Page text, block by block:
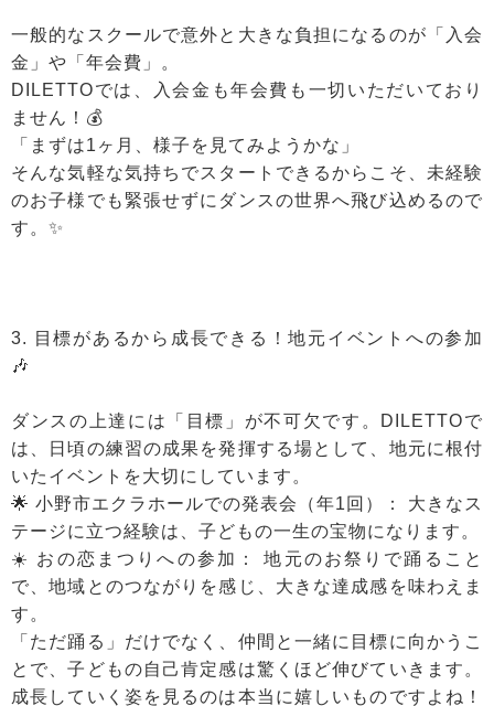
一般的なスクールで意外と大きな負担になるのが「入会
金」や「年会費」。
DILETTOでは、入会金も年会費も一切いただいており
ません！💰
「まずは1ヶ月、様子を見てみようかな」
そんな気軽な気持ちでスタートできるからこそ、未経験
のお子様でも緊張せずにダンスの世界へ飛び込めるので
す。✨
3. 目標があるから成長できる！地元イベントへの参加
🎶
ダンスの上達には「目標」が不可欠です。DILETTOで
は、日頃の練習の成果を発揮する場として、地元に根付
いたイベントを大切にしています。
🌟 小野市エクラホールでの発表会（年1回）： 大きなス
テージに立つ経験は、子どもの一生の宝物になります。
☀️ おの恋まつりへの参加： 地元のお祭りで踊ること
で、地域とのつながりを感じ、大きな達成感を味わえま
す。
「ただ踊る」だけでなく、仲間と一緒に目標に向かうこ
とで、子どもの自己肯定感は驚くほど伸びていきます。
成長していく姿を見るのは本当に嬉しいものですよね！